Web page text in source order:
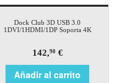
Dock Club 3D USB 3.0
1DVI/1HDMI/1DP Soporta 4K
142,90€
Añadir al carrito